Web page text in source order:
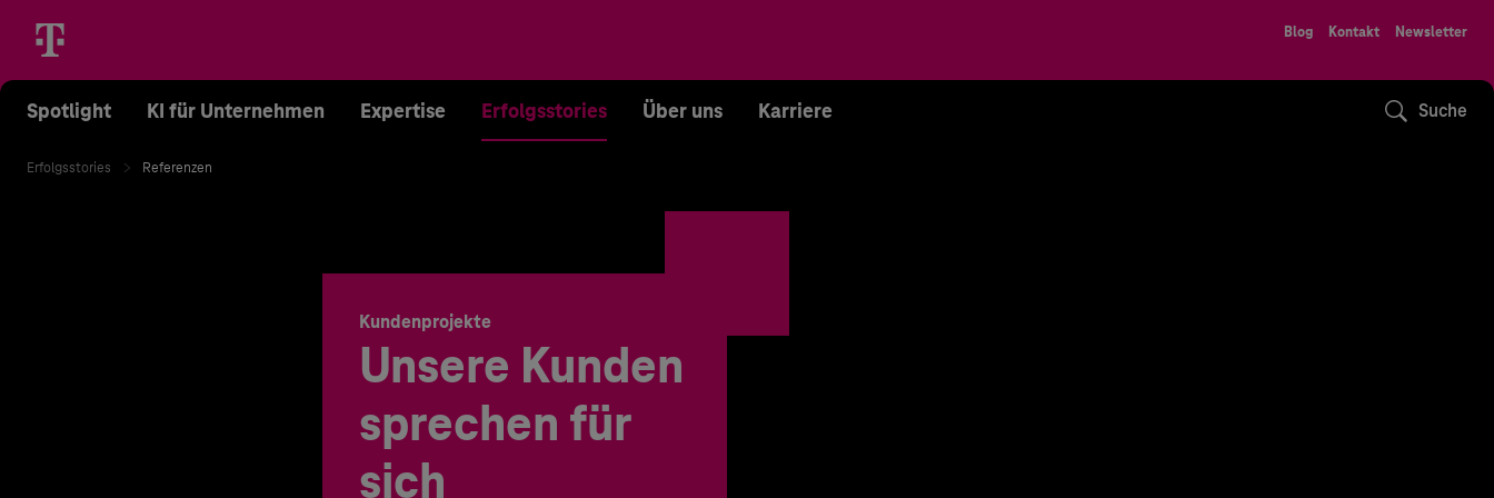
Blog Kontakt Newsletter
Spotlight KI für Unternehmen Expertise Erfolgsstories Über uns Karriere Suche
Erfolgsstories Referenzen
Kundenprojekte
Unsere Kunden
sprechen für
sich